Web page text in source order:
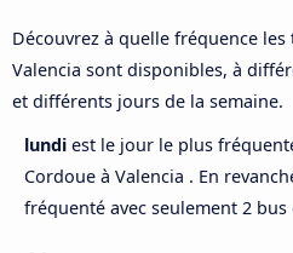
Découvrez à quelle fréquence
Valencia sont disponibles, à
et différents jours de la semaine.
lundi est le jour le plus
Cordoue à Valencia . En
fréquenté avec seulement 2